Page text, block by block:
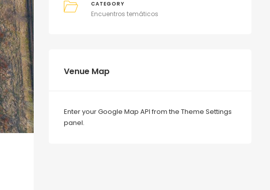
CATEGORY
Encuentros temáticos
Venue Map
Enter your Google Map API from the Theme Settings
panel.